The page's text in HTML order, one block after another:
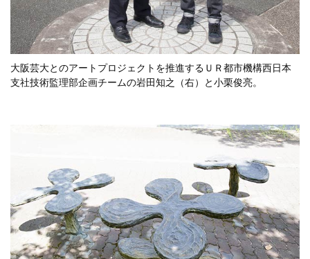
大阪芸大とのアートプロジェクトを推進するＵＲ都市機構西日本
支社技術監理部企画チームの岩田知之（右）と小栗俊亮。